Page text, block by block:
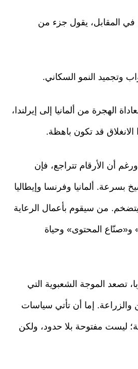
في المقابل، يقول جزء من
وتجميد النمو السكاني.
الهجرة من ألمانيا إلى إيرلندا،
قد تكون باهظة.
مليون شخص نازح، و42.5 مليون لاجئ. ورغم أن الأرقام تتراجع، فإن
بسرعة. ألمانيا وفرنسا وإيطاليا
يتضخم. من سيقوم بأعمال الرعاية
و«صنّاع المحتوى» وحياة
تصعد الموجة الشعبوية التي
والزراعة. إما أن تأتي سياسات
ليست مفتوحة بلا حدود، ولكن